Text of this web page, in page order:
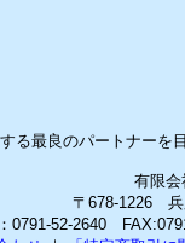
る最良のパートナーを
有限
〒678-1226 兵
0791-52-2640